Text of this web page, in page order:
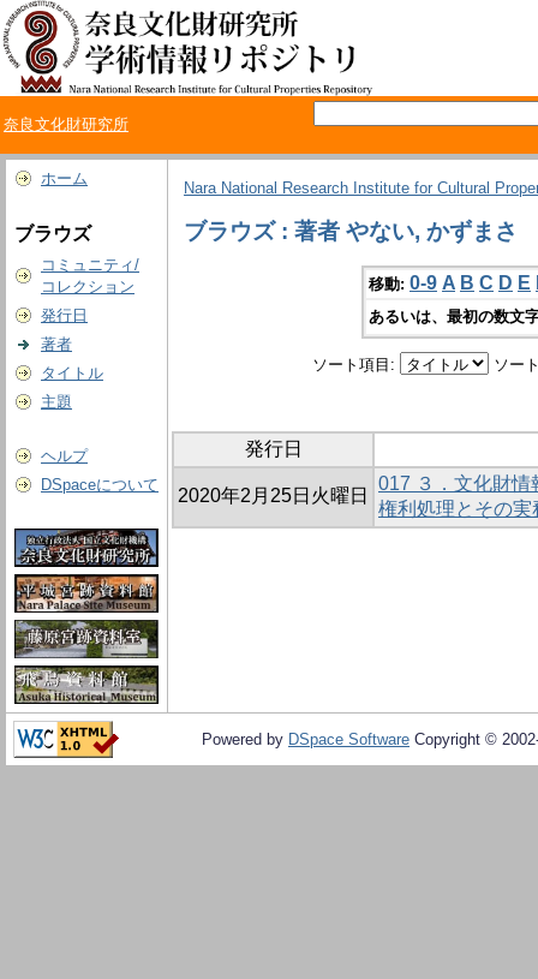
奈良文化財研究所
ホーム
ブラウズ
コミュニティ/
コレクション
発行日
著者
タイトル
主題
ヘルプ
DSpaceについて
Nara National Research Institute for Cultural
ブラウズ : 著者 やない, かずまさ
移動: 0-9 A B C D E
あるいは、最初の数文
ソート項目: ソー
発行日
2020年2月25日火曜日
017 ３．文化財情
権利処理とその実
Powered by DSpace Software Copyright ©